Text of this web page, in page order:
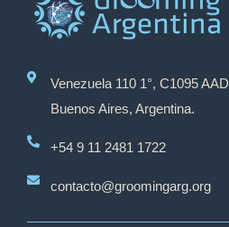
Venezuela 110 1°, C1095 AAD
Buenos Aires, Argentina.
+54 9 11 2481 1722
contacto@groomingarg.org